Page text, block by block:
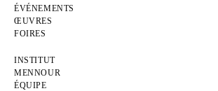
ÉVÉNEMENTS
ŒUVRES
FOIRES
INSTITUT
MENNOUR
ÉQUIPE